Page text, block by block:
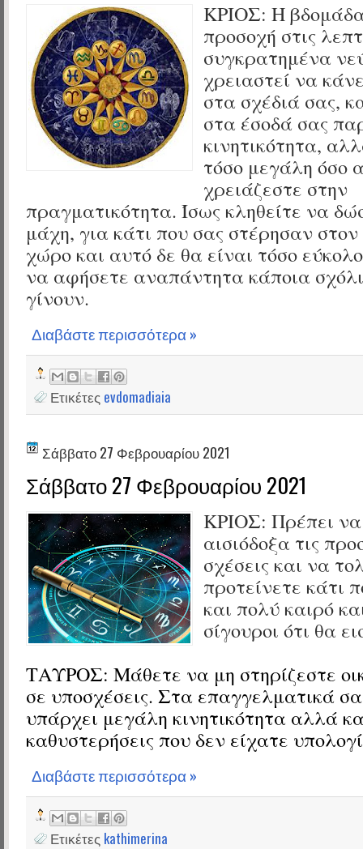
ΚΡΙΟΣ: Η
προσοχή στις
συγκρατημένα
χρειαστεί να
στα σχέδιά σας,
στα έσοδά σας
κινητικότητα,
τόσο μεγάλη όσο
χρειάζεστε στην
πραγματικότητα. Ίσως κληθείτε να
μάχη, για κάτι που σας στέρησαν
χώρο και αυτό δε θα είναι τόσο
να αφήσετε αναπάντητα κάποια
γίνουν.
Διαβάστε περισσότερα »
Ετικέτες evdomadiaia
Σάββατο 27 Φεβρουαρίου 2021
Σάββατο 27 Φεβρουαρίου 2021
ΚΡΙΟΣ: Πρέπει να
αισιόδοξα τις
σχέσεις και να
προτείνετε κάτι
και πολύ καιρό
σίγουροι ότι θα
ΤΑΥΡΟΣ: Μάθετε να μη στηρίζεστε
σε υποσχέσεις. Στα επαγγελματικά
υπάρχει μεγάλη κινητικότητα αλλά
καθυστερήσεις που δεν είχατε
Διαβάστε περισσότερα »
Ετικέτες kathimerina